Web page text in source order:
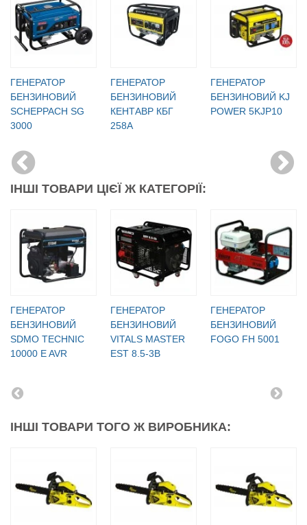
ГЕНЕРАТОР
БЕНЗИНОВИЙ
SCHEPPACH SG
3000
ГЕНЕРАТОР
БЕНЗИНОВИЙ
КЕНТАВР КБГ
258А
ГЕНЕРАТОР
БЕНЗИНОВИЙ KJ
POWER 5KJP10
ІНШІ ТОВАРИ ЦІЄЇ Ж КАТЕГОРІЇ:
ГЕНЕРАТОР
БЕНЗИНОВИЙ
SDMO TECHNIC
10000 E AVR
ГЕНЕРАТОР
БЕНЗИНОВИЙ
VITALS MASTER
EST 8.5-3B
ГЕНЕРАТОР
БЕНЗИНОВИЙ
FOGO FH 5001
ІНШІ ТОВАРИ ТОГО Ж ВИРОБНИКА: